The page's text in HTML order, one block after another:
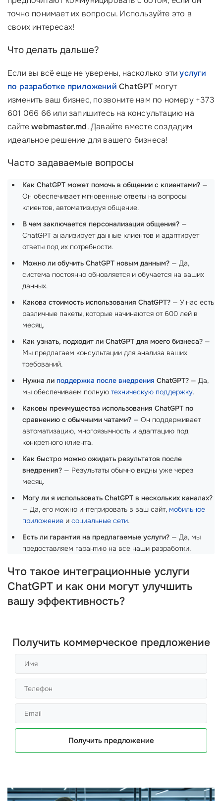
точно понимает их вопросы. Используйте это в
своих интересах!
Что делать дальше?
Если вы всё еще не уверены, насколько этиуслуги
по разработке приложений ChatGPT могут
изменить ваш бизнес, позвоните нам по номеру +373
601 066 66 или запишитесь на консультацию на
сайтеwebmaster.md. Давайте вместе создадим
идеальное решение для вашего бизнеса!
Часто задаваемые вопросы
Как ChatGPT может помочь в общении с клиентами? —
Он обеспечивает мгновенные ответы на вопросы
клиентов, автоматизируя общение.
В чем заключается персонализация общения? —
ChatGPT анализирует данные клиентов и адаптирует
ответы под их потребности.
Можно ли обучить ChatGPT новым данным? — Да,
система постоянно обновляется и обучается на ваших
данных.
Какова стоимость использования ChatGPT? — У нас есть
различные пакеты, которые начинаются от 600 лей в
месяц.
Как узнать, подходит ли ChatGPT для моего бизнеса? —
Мы предлагаем консультации для анализа ваших
требований.
Нужна ли поддержка после внедрения ChatGPT? — Да,
мы обеспечиваем полную техническую поддержку.
Каковы преимущества использования ChatGPT по
сравнению с обычными чатами? — Он поддерживает
автоматизацию, многоязычность и адаптацию под
конкретного клиента.
Как быстро можно ожидать результатов после
внедрения? — Результаты обычно видны уже через
месяц.
Могу ли я использовать ChatGPT в нескольких каналах?
— Да, его можно интегрировать в ваш сайт, мобильное
приложение и социальные сети.
Есть ли гарантия на предлагаемые услуги? — Да, мы
предоставляем гарантию на все наши разработки.
Что такое интеграционные услуги
ChatGPT и как они могут улучшить
вашу эффективность?
Получить коммерческое предложение
Получить предложение